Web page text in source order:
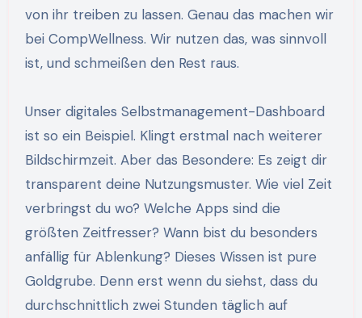
von ihr treiben zu lassen. Genau das machen wir
bei CompWellness. Wir nutzen das, was sinnvoll
ist, und schmeißen den Rest raus.
Unser digitales Selbstmanagement-Dashboard
ist so ein Beispiel. Klingt erstmal nach weiterer
Bildschirmzeit. Aber das Besondere: Es zeigt dir
transparent deine Nutzungsmuster. Wie viel Zeit
verbringst du wo? Welche Apps sind die
größten Zeitfresser? Wann bist du besonders
anfällig für Ablenkung? Dieses Wissen ist pure
Goldgrube. Denn erst wenn du siehst, dass du
durchschnittlich zwei Stunden täglich auf